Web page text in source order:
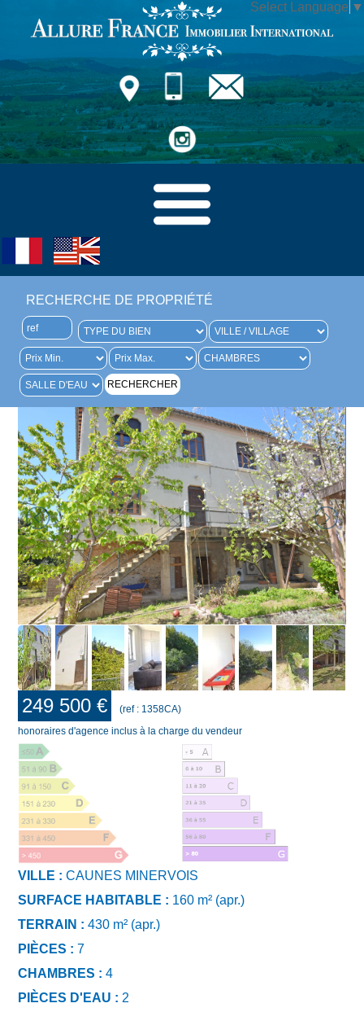
Select Language ▼
RECHERCHE DE PROPRIÉTÉ
249 500 €
(ref : 1358CA)
honoraires d'agence inclus à la charge du vendeur
VILLE : CAUNES MINERVOIS
SURFACE HABITABLE : 160 m² (apr.)
TERRAIN : 430 m² (apr.)
PIÈCES : 7
CHAMBRES : 4
PIÈCES D'EAU : 2